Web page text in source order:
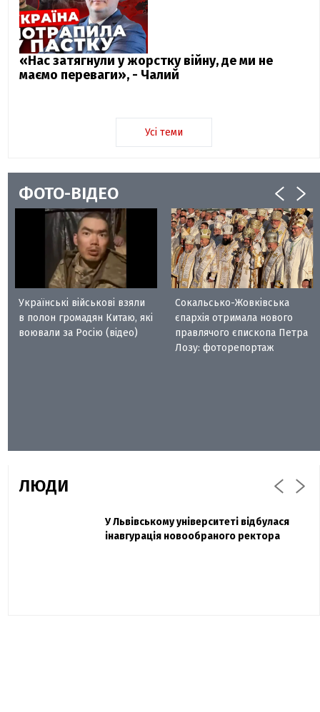
«Нас затягнули у жорстку війну, де ми не
маємо переваги», - Чалий
Усі теми
ФОТО-ВІДЕО
Українські військові взяли
в полон громадян Китаю, які
воювали за Росію (відео)
Сокальсько-Жовківська
єпархія отримала нового
правлячого єпископа Петра
Лозу: фоторепортаж
ЛЮДИ
Павло Дак
Захисник "Азовсталі" Діанов вдруге
одружився та показав фото з весілля
У Львівському університеті відбулася
інавгурація новообраного ректора